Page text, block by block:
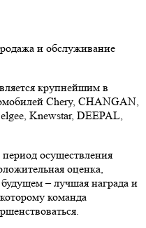
и обслуживание
крупнейшим в
Chery, CHANGAN,
Knewstar, DEEPAL,
осуществления
оценка,
– лучшая награда и
команда